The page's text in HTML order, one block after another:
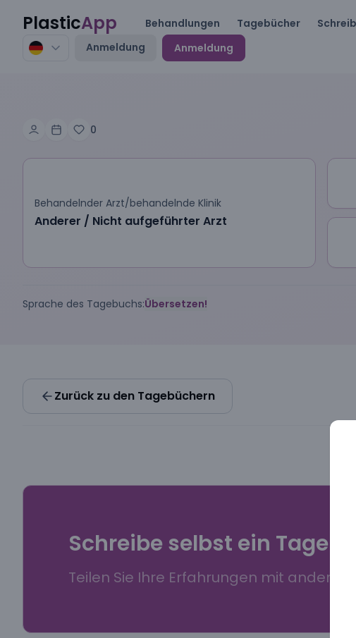
Anmeldung Anmeldung
PlasticApp Behandlungen Tagebücher
0
Behandelnder Arzt/behandelnde Klinik
Anderer / Nicht aufgeführter Arzt
Sprache des Tagebuchs:Übersetzen!
Zurück zu den Tagebüchern
Schreibe selbst ein
Teilen Sie Ihre Erfahrungen mit anderen